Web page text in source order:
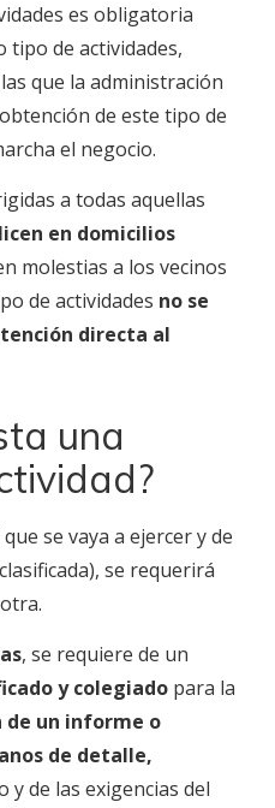
es obligatoria
tipo de actividades,
que la administración
de este tipo de
el negocio.
a todas aquellas
en domicilios
molestias a los vecinos
de actividades no se
directa al
una
se vaya a ejercer y de
se requerirá
, se requiere de un
y colegiado para la
de un informe o
de detalle,
y de las exigencias del